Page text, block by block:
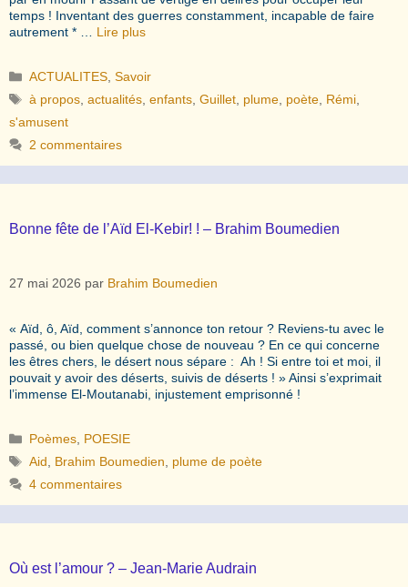
temps ! Inventant des guerres constamment, incapable de faire
autrement * … Lire plus
Catégories
ACTUALITES ,Savoir
Étiquettes
à propos ,actualités ,enfants ,Guillet plume poète Rémi
s'amusent
2 commentaires
Bonne fête de l’Aïd El-Kebir! ! – Brahim Boumedien
27 mai 2026 par Brahim Boumedien
« Aïd, ô, Aïd, comment s’annonce ton retour ? Reviens-tu avec le
passé, ou bien quelque chose de nouveau ? En ce qui concerne
les êtres chers, le désert nous sépare : Ah ! Si entre toi et moi, il
pouvait y avoir des déserts, suivis de déserts ! » Ainsi s’exprimait
l’immense El-Moutanabi, injustement emprisonné !
Catégories
Poèmes POESIE
Étiquettes
Aid Brahim Boumedien
plume de poète
4 commentaires
Où est l’amour ? – Jean-Marie Audrain